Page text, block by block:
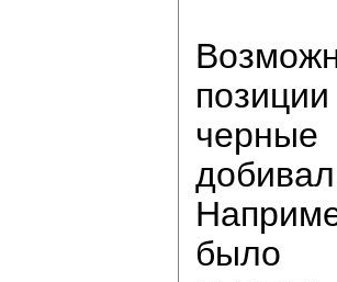
было